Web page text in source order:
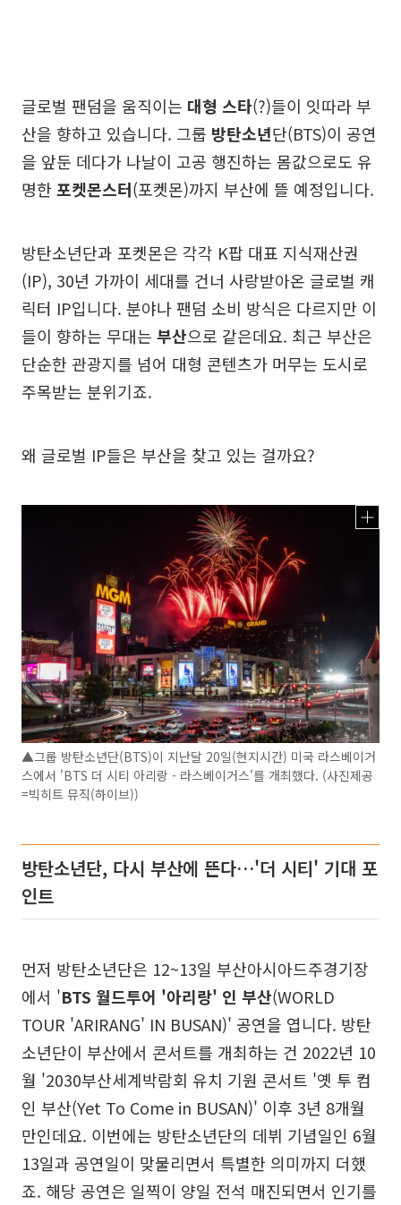
글로벌 팬덤을 움직이는 대형 스타(?)들이 잇따라 부
산을 향하고 있습니다. 그룹 방탄소년단(BTS)이 공연
을 앞둔 데다가 나날이 고공 행진하는 몸값으로도 유
명한 포켓몬스터(포켓몬)까지 부산에 뜰 예정입니다.
방탄소년단과 포켓몬은 각각 K팝 대표 지식재산권
(IP), 30년 가까이 세대를 건너 사랑받아온 글로벌 캐
릭터 IP입니다. 분야나 팬덤 소비 방식은 다르지만 이
들이 향하는 무대는 부산으로 같은데요. 최근 부산은
단순한 관광지를 넘어 대형 콘텐츠가 머무는 도시로
주목받는 분위기죠.
왜 글로벌 IP들은 부산을 찾고 있는 걸까요?
▲그룹 방탄소년단(BTS)이 지난달 20일(현지시간) 미국 라스베이거
스에서 'BTS 더 시티 아리랑 - 라스베이거스'를 개최했다. (사진제공
=빅히트 뮤직(하이브))
방탄소년단, 다시 부산에 뜬다…'더 시티' 기대 포
인트
먼저 방탄소년단은 12~13일 부산아시아드주경기장
에서 'BTS 월드투어 '아리랑' 인 부산(WORLD
TOUR 'ARIRANG' IN BUSAN)' 공연을 엽니다. 방탄
소년단이 부산에서 콘서트를 개최하는 건 2022년 10
월 '2030부산세계박람회 유치 기원 콘서트 '옛 투 컴
인 부산(Yet To Come in BUSAN)' 이후 3년 8개월
만인데요. 이번에는 방탄소년단의 데뷔 기념일인 6월
13일과 공연일이 맞물리면서 특별한 의미까지 더했
죠. 해당 공연은 일찍이 양일 전석 매진되면서 인기를